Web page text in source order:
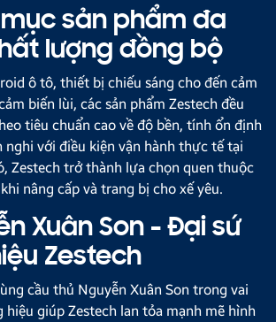
mục sản phẩm đa
lượng đồng bộ
ô tô, thiết bị chiếu sáng cho đến cảm
biến lùi, các sản phẩm Zestech đều
tiêu chuẩn cao về độ bền, tính ổn định
nghi với điều kiện vận hành thực tế tại
Zestech trở thành lựa chọn quen thuộc
nâng cấp và trang bị cho xế yêu.
Xuân Son - Đại sứ
Zestech
cầu thủ Nguyễn Xuân Son trong vai
giúp Zestech lan tỏa mạnh mẽ hình